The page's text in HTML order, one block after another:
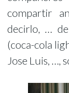
compartir
decirlo, …
(coca-cola
Jose Luis, …,